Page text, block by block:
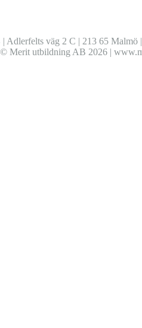
Adlerfelts väg 2 C | 213 65 Malmö
Merit utbildning AB 2026 |